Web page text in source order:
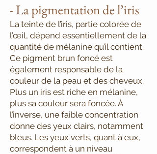
- La pigmentation de l’iris
La teinte de l’iris, partie colorée de
l’œil, dépend essentiellement de la
quantité de mélanine qu’il contient.
Ce pigment brun foncé est
également responsable de la
couleur de la peau et des cheveux.
Plus un iris est riche en mélanine,
plus sa couleur sera foncée. À
l’inverse, une faible concentration
donne des yeux clairs, notamment
bleus. Les yeux verts, quant à eux,
correspondent à un niveau